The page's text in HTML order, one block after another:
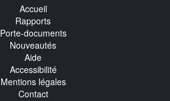
Accueil
Rapports
Porte-documents
Nouveautés
Aide
Accessibilité
Mentions légales
Contact